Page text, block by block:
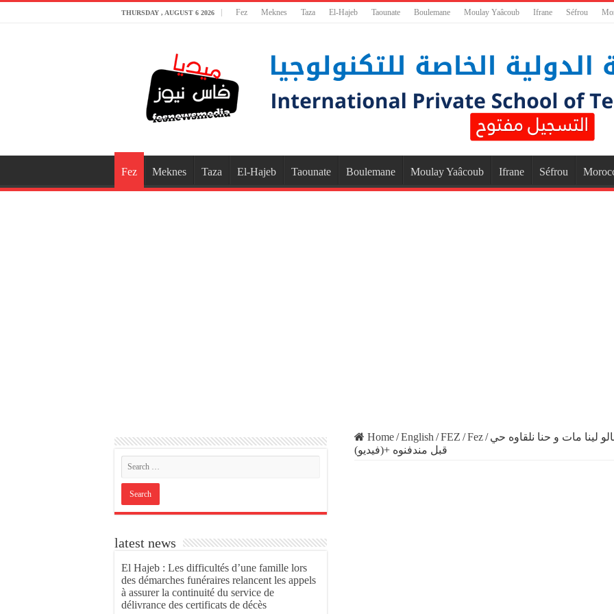
THURSDAY , AUGUST 6 2026 Fez Meknes Taza El-Hajeb Taounate Boulemane Moulay Yaâcoub Ifrane Séfrou
Fez Meknes Taza El-Hajeb Taounate Boulemane Moulay Yaâcoub Ifrane Séfrou
Home/English /FEZ /Fez/ لينا مات و حنا نلقاوه حي
قبل مندفنوه +(فيديو)
latest news
El Hajeb : Les difficultés d’une famille lors
des démarches funéraires relancent les appels
à assurer la continuité du service de
délivrance des certificats de décès